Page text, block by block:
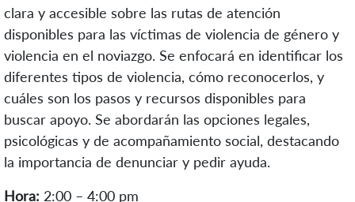
clara y accesible sobre las rutas de atención
disponibles para las víctimas de violencia de género y
violencia en el noviazgo. Se enfocará en identificar los
diferentes tipos de violencia, cómo reconocerlos, y
cuáles son los pasos y recursos disponibles para
buscar apoyo. Se abordarán las opciones legales,
psicológicas y de acompañamiento social, destacando
la importancia de denunciar y pedir ayuda.
Hora: 2:00 – 4:00 pm